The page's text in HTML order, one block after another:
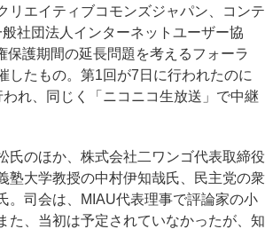
エイティブコモンズジャパン、コンテ
社団法人インターネットユーザー協
保護期間の延長問題を考えるフォーラ
したもの。第1回が7日に行われたのに
れ、同じく「ニコニコ生放送」で中継
のほか、株式会社二ワンゴ代表取締役
塾大学教授の中村伊知哉氏、民主党の衆
。司会は、MIAU代表理事で評論家の小
た、当初は予定されていなかったが、知